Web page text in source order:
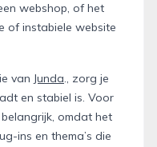
webshop, of het
of instabiele website
van Junda., zorg je
en stabiel is. Voor
omdat het
ins en thema’s die